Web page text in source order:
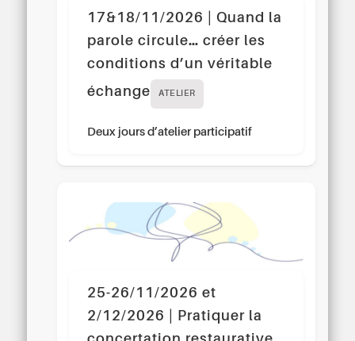
17&18/11/2026 | Quand la
parole circule… créer les
conditions d’un véritable
échange
ATELIER
Deux jours d’atelier participatif
25-26/11/2026 et
2/12/2026 | Pratiquer la